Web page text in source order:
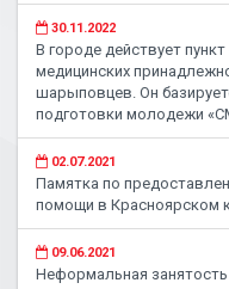
30.11.2022
В городе действует
медицинских
шарыповцев. Он
подготовки молодежи
02.07.2021
Памятка по
помощи в Красноярском
09.06.2021
Неформальная